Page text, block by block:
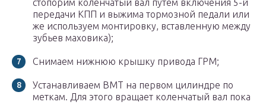
стопорим коленчатый вал путем включения 5-й
передачи КПП и выжима тормозной педали или
же используем монтировку, вставленную между
зубьев маховика);
Снимаем нижнюю крышку привода ГРМ;
Устанавливаем ВМТ на первом цилиндре по
меткам. Для этого вращает коленчатый вал пока